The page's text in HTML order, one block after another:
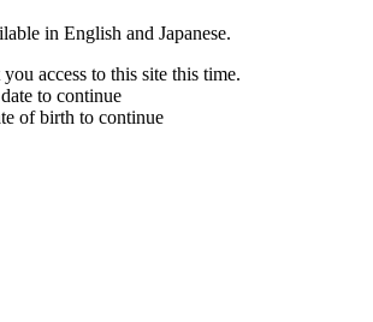
in English and Japanese.
access to this site this time.
to continue
of birth to continue